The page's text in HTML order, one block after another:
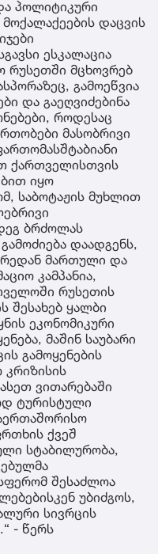
პოლიტიკური
დაცვის
ესკალაცია
რუსეთში მცხოვრებ
გამოეწვია
და გაეღვიძებინა
როდესაც
მასობრივი
ქართველისთვის
იყო
საბოტაჟის მუხლით
ბრძოლას
დაადგენს,
მართული და
კამპანია,
რუსეთის
შესახებ ყალბი
ეკონომიკური
მაშინ საუბარი
გამოყენების
ვითარებაში
ტურისტული
ქვეშ
სტაბილურობა,
შესაძლოა
უბიძგოს,
სივრცის
- წერს